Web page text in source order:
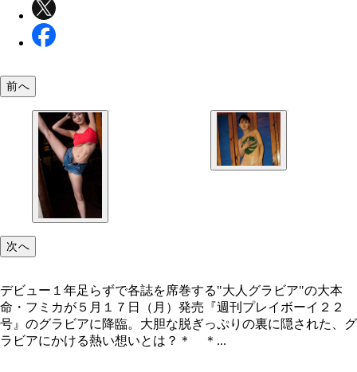
前へ
次へ
デビュー１年足らずで各誌を席巻する"大人グラビア"の大本
命・フミカが５月１７日（月）発売『週刊プレイボーイ２２
号』のグラビアに降臨。大胆な脱ぎっぷりの裏に隠された、グ
ラビアにかける熱い想いとは？＊ ＊...